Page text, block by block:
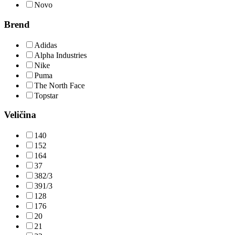
Novo
Brend
Adidas
Alpha Industries
Nike
Puma
The North Face
Topstar
Veličina
140
152
164
37
382/3
391/3
128
176
20
21